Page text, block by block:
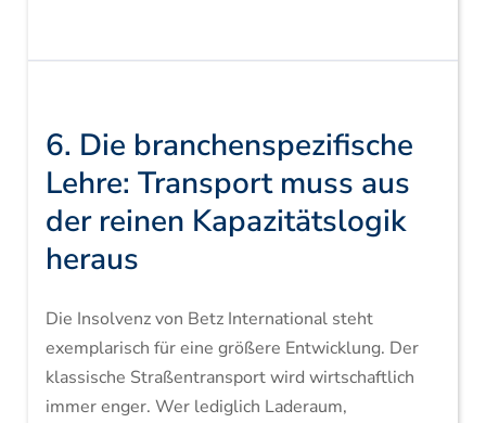
6. Die branchenspezifische
Lehre: Transport muss aus
der reinen Kapazitätslogik
heraus
Die Insolvenz von Betz International steht
exemplarisch für eine größere Entwicklung. Der
klassische Straßentransport wird wirtschaftlich
immer enger. Wer lediglich Laderaum,